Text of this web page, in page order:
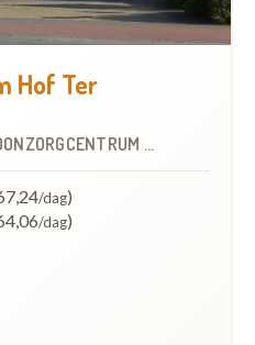
Hof Ter
(WZC)
/dag)
/dag)